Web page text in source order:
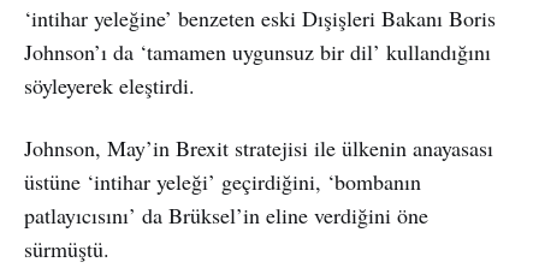
‘intihar yeleğine’ benzeten eski Dışişleri Bakanı Boris
Johnson’ı da ‘tamamen uygunsuz bir dil’ kullandığını
söyleyerek eleştirdi.
Johnson, May’in Brexit stratejisi ile ülkenin anayasası
üstüne ‘intihar yeleği’ geçirdiğini, ‘bombanın
patlayıcısını’ da Brüksel’in eline verdiğini öne
sürmüştü.